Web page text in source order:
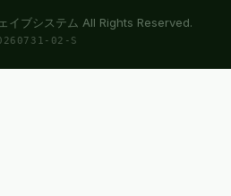
イブシステム All Rights Reserved.
02-S